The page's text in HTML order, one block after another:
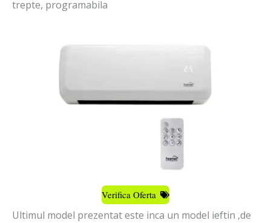
trepte, programabila
Verifica Oferta
Ultimul model prezentat este inca un model ieftin ,de